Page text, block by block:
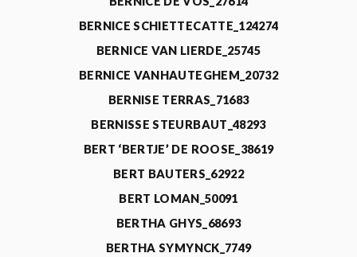
BERNICE SCHIETTECATTE_124274
BERNICE VAN LIERDE_25745
BERNICE VANHAUTEGHEM_20732
BERNISE TERRAS_71683
BERNISSE STEURBAUT_48293
BERT ‘BERTJE’ DE ROOSE_38619
BERT BAUTERS_62922
BERT LOMAN_50091
BERTHA GHYS_68693
BERTHA SYMYNCK_7749